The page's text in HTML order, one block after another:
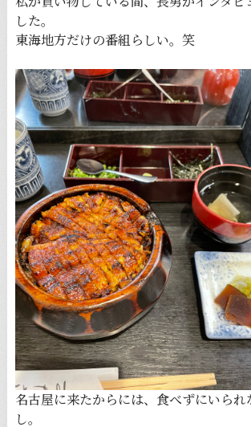
した。
東海地方だけの番組らしい。笑
名古屋に来たからには、食べずにいら
し。